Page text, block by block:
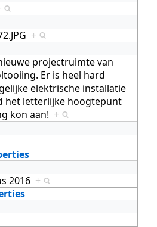
+
projectruimte van
Er is heel hard
elektrische installatie
het letterlijke hoogtepunt
kon aan! +
2016 +